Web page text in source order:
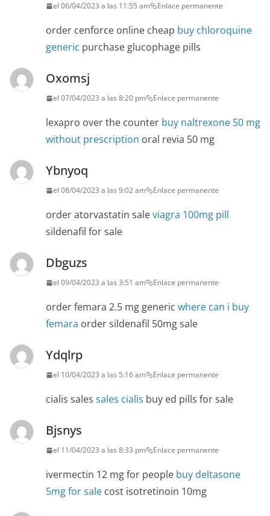
el 06/04/2023 a las 11:55 am Enlace permanente
order cenforce online cheap buy chloroquine
generic purchase glucophage pills
Oxomsj
el 07/04/2023 a las 8:20 pm Enlace permanente
lexapro over the counter buy naltrexone 50 mg
without prescription oral revia 50 mg
Ybnyoq
el 08/04/2023 a las 9:02 am Enlace permanente
order atorvastatin saleviagra 100mg pill
sildenafil for sale
Dbguzs
el 09/04/2023 a las 3:51 am Enlace permanente
order femara 2.5 mg generic where can i buy
femara order sildenafil 50mg sale
Ydqlrp
el 10/04/2023 a las 5:16 am Enlace permanente
cialis sales sales cialis buy ed pills for sale
Bjsnys
el 11/04/2023 a las 8:33 pm Enlace permanente
ivermectin 12 mg for people buy deltasone
5mg for sale cost isotretinoin 10mg